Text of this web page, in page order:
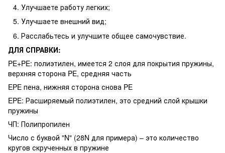
Улучшаете работу легких;
Улучшаете внешний вид;
Расслабьтесь и улучшите общее самочувствие.
ДЛЯ СПРАВКИ:
PE+PE: полиэтилен, имеется 2 слоя для покрытия пружины,
верхняя сторона PE, средняя часть
EPE пена, нижняя сторона снова PE
EPE: Расширяемый полиэтилен, это средний слой крышки
пружины
ЧП: Полипропилен
Число с буквой "N" (28N для примера) – это количество
кругов скрученных в пружине